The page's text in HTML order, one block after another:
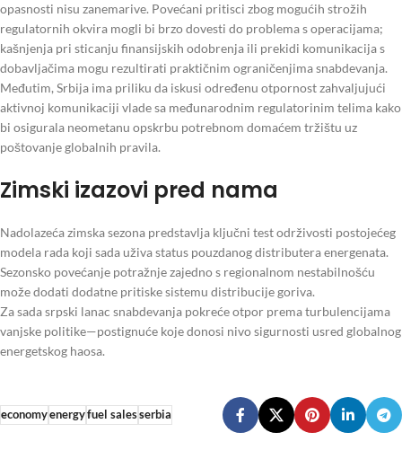
opasnosti nisu zanemarive. Povećani pritisci zbog mogućih strožih
regulatornih okvira mogli bi brzo dovesti do problema s operacijama;
kašnjenja pri sticanju finansijskih odobrenja ili prekidi komunikacija s
dobavljačima mogu rezultirati praktičnim ograničenjima snabdevanja.
Međutim, Srbija ima priliku da iskusi određenu otpornost zahvaljujući
aktivnoj komunikaciji vlade sa međunarodnim regulatorinim telima kako
bi osigurala neometanu opskrbu potrebnom domaćem tržištu uz
poštovanje globalnih pravila.
Zimski izazovi pred nama
Nadolazeća zimska sezona predstavlja ključni test održivosti postojećeg
modela rada koji sada uživa status pouzdanog distributera energenata.
Sezonsko povećanje potražnje zajedno s regionalnom nestabilnošću
može dodati dodatne pritiske sistemu distribucije goriva.
Za sada srpski lanac snabdevanja pokreće otpor prema turbulencijama
vanjske politike—postignuće koje donosi nivo sigurnosti usred globalnog
energetskog haosa.
economyenergyfuel salesserbia